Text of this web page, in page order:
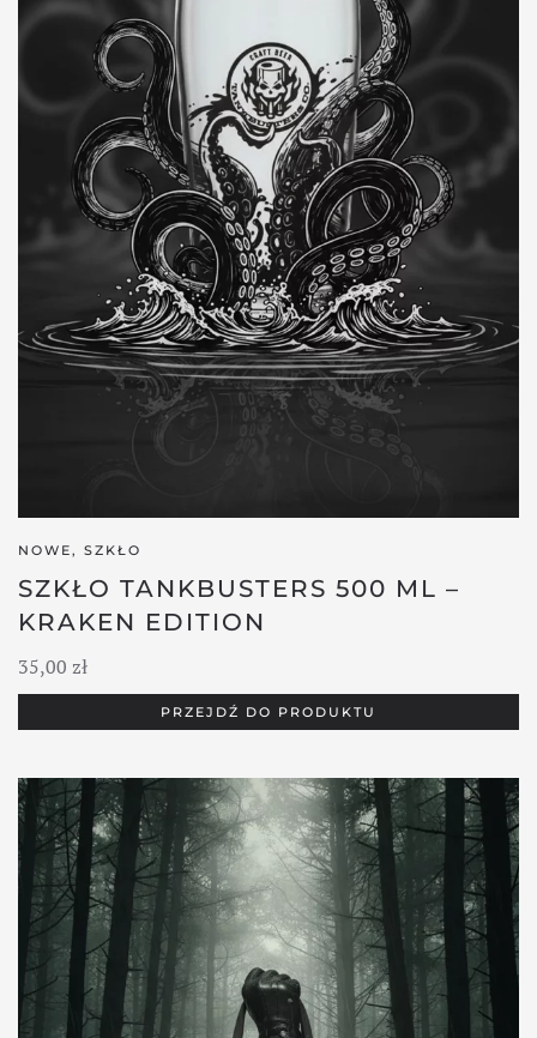
NOWE, SZKŁO
SZKŁO TANKBUSTERS 500 ML –
KRAKEN EDITION
35,00 zł
PRZEJDŹ DO PRODUKTU